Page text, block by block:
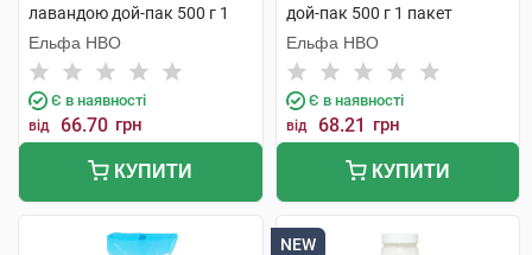
лавандою дой-пак 500 г 1
пакет
Ельфа НВО
Є в наявності
від 66.70 грн
КУПИТИ
дой-пак 500 г 1 пакет
Ельфа НВО
Є в наявності
від 68.21 грн
КУПИТИ
NEW